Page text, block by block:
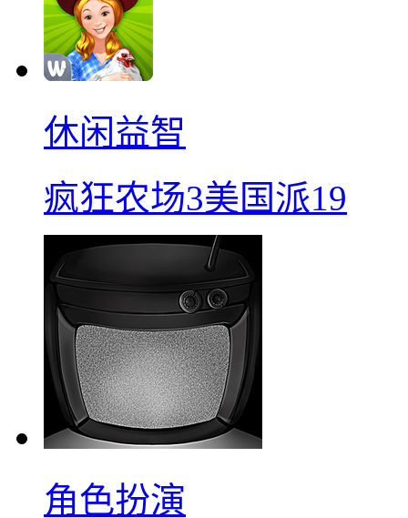
休闲益智
疯狂农场3美国派19
角色扮演